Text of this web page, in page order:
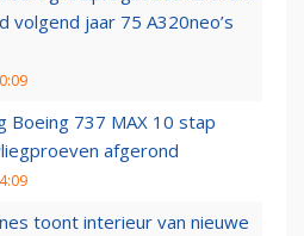
volgend jaar 75 A320neo’s
Boeing 737 MAX 10 stap
afgerond
toont interieur van nieuwe